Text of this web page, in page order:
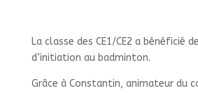
La classe des CE1/CE2 a bénéficié
d’initiation au badminton.
Grâce à Constantin, animateur du